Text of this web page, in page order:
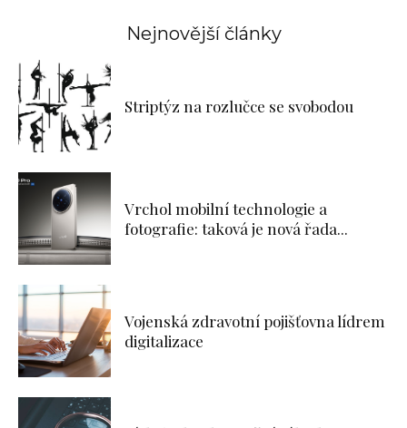
Nejnovější články
Striptýz na rozlučce se svobodou
Vrchol mobilní technologie a
fotografie: taková je nová řada...
Vojenská zdravotní pojišťovna lídrem
digitalizace